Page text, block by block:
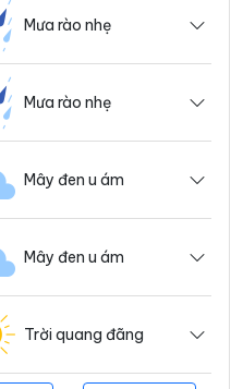
Mưa rào nhẹ
Mưa rào nhẹ
Mây đen u ám
Mây đen u ám
Trời quang đãng